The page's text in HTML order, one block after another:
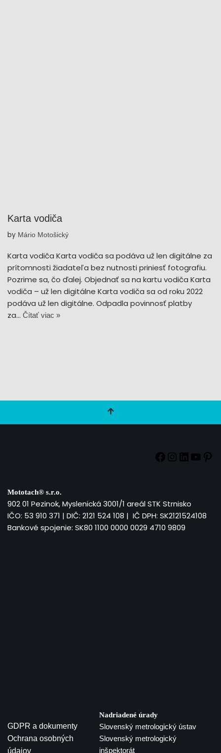
Karta vodiča
by Mário Motošický
Karta vodiča Karta vodiča sa podáva už len digitálne za
prítomnosti žiadateľa bez nutnosti priniesť fotografiu.
Pozrime sa, čo ďalej. Objednať sa na kartu vodiča Karta
vodiča – už len digitálne Karta vodiča sa od roku 2022
podáva už len digitálne. Odpadla povinnosť platby
za… Čítať viac »
Mototach® s.r.o.
902 01 Pezinok, Myslenická 3001/1 areál STK Strnisko
IČO: 53 910 371 | DIČ: 2121 524 108 | IČ DPH: SK2121524108
Bankové spojenie: SK80 1100 0000 0029 4710 9809
GDPR a dokumenty
Ochrana osobných
údajov
Nadriadené úrady
Slovenský metrologický ústav
Slovenský metrologický
inšpektorát